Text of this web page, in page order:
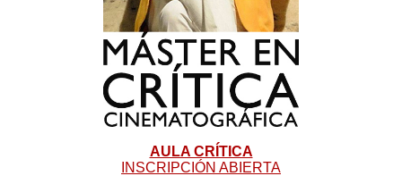
AULA CRÍTICA
INSCRIPCIÓN ABIERTA